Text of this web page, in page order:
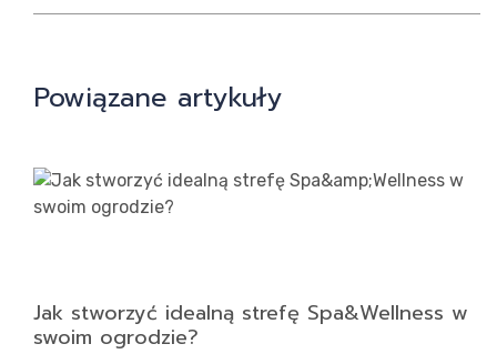
Powiązane artykuły
Jak stworzyć idealną strefę Spa&Wellness w
swoim ogrodzie?